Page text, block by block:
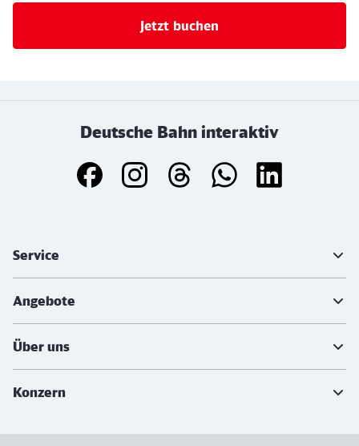
Jetzt buchen
Deutsche Bahn interaktiv
Service
Angebote
Über uns
Konzern